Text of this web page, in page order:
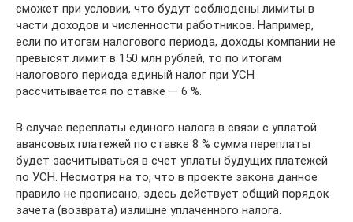
сможет при условии, что будут соблюдены лимиты в
части доходов и численности работников. Например,
если по итогам налогового периода, доходы компании не
превысят лимит в 150 млн рублей, то по итогам
налогового периода единый налог при УСН
рассчитывается по ставке — 6 %.
В случае переплаты единого налога в связи с уплатой
авансовых платежей по ставке 8 % сумма переплаты
будет засчитываться в счет уплаты будущих платежей
по УСН. Несмотря на то, что в проекте закона данное
правило не прописано, здесь действует общий порядок
зачета (возврата) излишне уплаченного налога.